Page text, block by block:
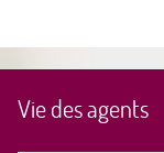
Vie des agents